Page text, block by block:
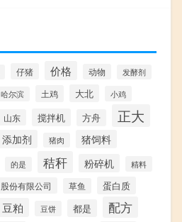
仔猪 价格 动物 发酵剂
哈尔滨 土鸡 大北 小鸡
山东 搅拌机 方舟 正大
添加剂 猪肉 猪饲料
的是 秸秆 粉碎机
精料
股份有限公司 草鱼 蛋白质
豆粕 豆饼 都是 配方